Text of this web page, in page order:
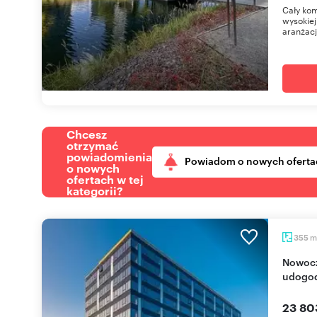
Cały
Chcesz
otrzymać
powiadomienia
o nowych
ofertach w tej
kategorii?
Powiadom o nowych
355 m
Nowoczesny biurowiec 355 m² z parkingiem i
23